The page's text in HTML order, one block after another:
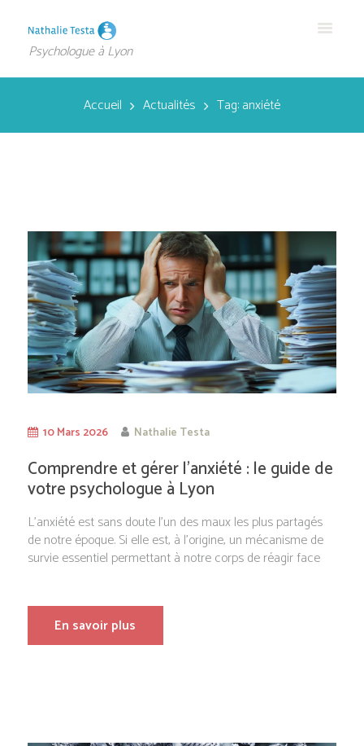
Psychologue à Lyon
Accueil Actualités Tag: anxiété
10 Mars 2026 Nathalie Testa
Comprendre et gérer l’anxiété : le guide de
votre psychologue à Lyon
L’anxiété est sans doute l’un des maux les plus partagés
de notre époque. Si elle est, à l’origine, un mécanisme de
survie essentiel permettant à notre corps de réagir face
En savoir plus